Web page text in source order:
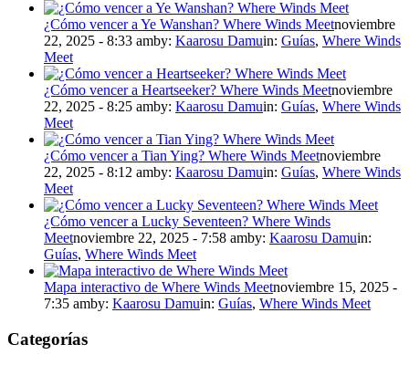
¿Cómo vencer a Ye Wanshan? Where Winds Meetnoviembre
22, 2025 - 8:33 amby: Kaarosu Damuin: Guías, Where Winds
Meet
¿Cómo vencer a Heartseeker? Where Winds Meetnoviembre
22, 2025 - 8:25 amby: Kaarosu Damuin: Guías, Where Winds
Meet
¿Cómo vencer a Tian Ying? Where Winds Meetnoviembre
22, 2025 - 8:12 amby: Kaarosu Damuin: Guías, Where Winds
Meet
¿Cómo vencer a Lucky Seventeen? Where Winds
Meetnoviembre 22, 2025 - 7:58 amby: Kaarosu Damuin:
Guías, Where Winds Meet
Mapa interactivo de Where Winds Meetnoviembre 15, 2025 -
7:35 amby: Kaarosu Damuin: Guías, Where Winds Meet
Categorías